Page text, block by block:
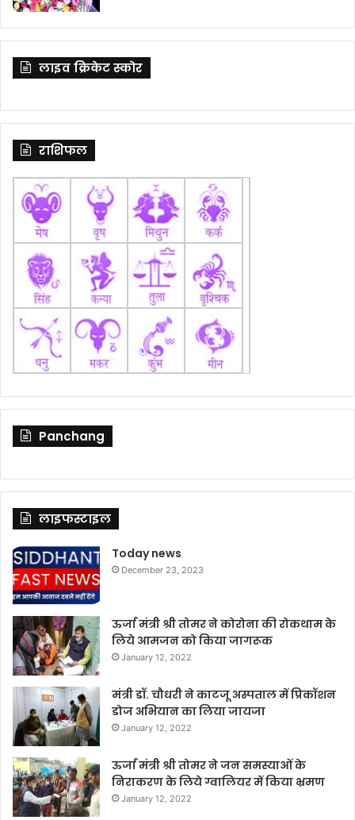
लाइव क्रिकेट स्कोर
राशिफल
Panchang
लाइफस्टाइल
Today news
December 23, 2023
ऊर्जा मंत्री श्री तोमर ने कोरोना की रोकथाम के
लिये आमजन को किया जागरूक
January 12, 2022
मंत्री डॉ. चौधरी ने काटजू अस्पताल में प्रिकॉशन
डोज अभियान का लिया जायजा
January 12, 2022
ऊर्जा मंत्री श्री तोमर ने जन समस्याओं के
निराकरण के लिये ग्वालियर में किया भ्रमण
January 12, 2022